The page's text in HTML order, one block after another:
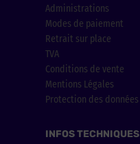
Administrations
Modes de paiement
Retrait sur place
TVA
Conditions de vente
Mentions Légales
Protection des données
INFOS TECHNIQUES